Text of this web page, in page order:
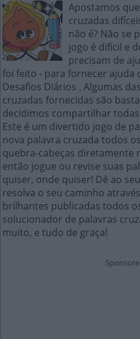
Apostamos
cruzadas
não é? Não se
jogo é difícil e
precisam de
foi feito - para fornecer ajuda
Desafios Diários . Algumas
cruzadas fornecidas são
decidimos compartilhar
Este é um divertido jogo de
nova palavra cruzada todos
quebra-cabeças diretamente
então jogue ou revise suas
quiser, onde quiser! Dê ao
resolva o seu caminho
brilhantes publicadas todos
solucionador de palavras
muito, e tudo de graça!